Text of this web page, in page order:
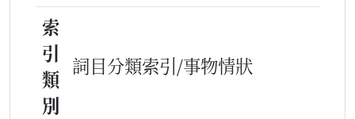
索
引
類
別
詞目分類索引/事物情狀